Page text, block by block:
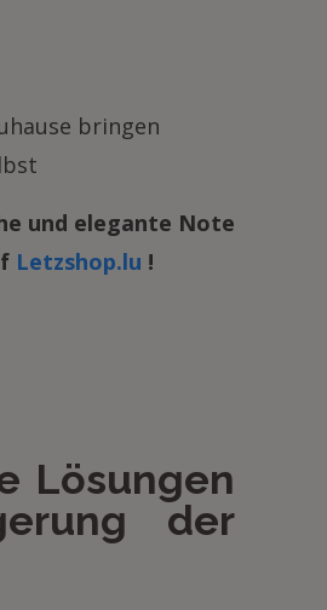
bringen
und elegante Note
Letzshop.lu !
Lösungen
der